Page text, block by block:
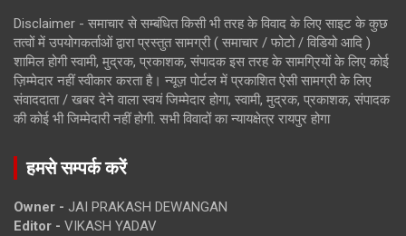
Disclaimer - समाचार से सम्बंधित किसी भी तरह के विवाद के लिए साइट के कुछ
तत्वों में उपयोगकर्ताओं द्वारा प्रस्तुत सामग्री ( समाचार / फोटो / विडियो आदि )
शामिल होगी स्वामी, मुद्रक, प्रकाशक, संपादक इस तरह के सामग्रियों के लिए कोई
ज़िम्मेदार नहीं स्वीकार करता है। न्यूज़ पोर्टल में प्रकाशित ऐसी सामग्री के लिए
संवाददाता / खबर देने वाला स्वयं जिम्मेदार होगा, स्वामी, मुद्रक, प्रकाशक, संपादक
की कोई भी जिम्मेदारी नहीं होगी. सभी विवादों का न्यायक्षेत्र रायपुर होगा
हमसे सम्पर्क करें
Owner - JAI PRAKASH DEWANGAN
Editor - VIKASH YADAV